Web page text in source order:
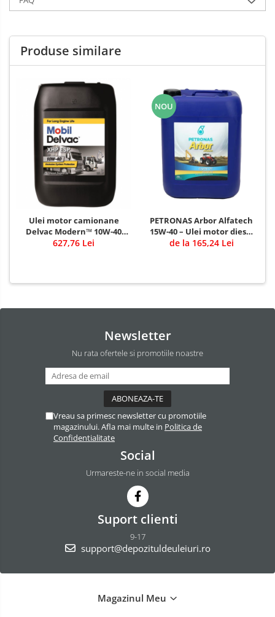
Produse similare
Ulei motor camionane
Delvac Modern™ 10W-40
Advanced Protection (fost
627,76 Lei
NOU
PETRONAS Arbor Alfatech
15W-40 – Ulei motor diesel
pentru utilaje agricole și
de la 165,24 Lei
Newsletter
Nu rata ofertele si promotiile noastre
Vreau sa primesc newsletter cu promotiile
magazinului. Afla mai multe in Politica de
Confidentialitate
Social
Urmareste-ne in social media
Suport clienti
9-17
support@depozituldeuleiuri.ro
Magazinul Meu